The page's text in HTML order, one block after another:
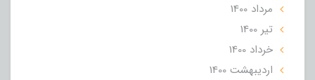
مرداد 1400
تير 1400
خرداد 1400
ارديبهشت 1400